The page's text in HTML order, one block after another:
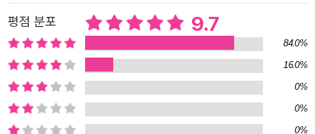
인 신화적 전통으로부터 지적 혁명의 새로운 시대로 나아가고자 하는
중간기를 살았던 인물이다. 그 시대의 진지한 역사란, 멀리 떨어진 나
라들이 아니라 자신들이 살고 있는 곳, 그곳 사람들이 명쾌하게 이해
할 수 있는, 지나간 사실이 아니라 현재의 사실을 동시대인의 관점에
서 기술해야 했다. 이러한 지배적 견해가 헤로도토스의 선구자적 역
사서술을 미숙한 것으로 보이게 했다. 선배들은 어느 한 도시에서 오
평점 분포 9.7
84.0%
16.0%
0%
0%
0%